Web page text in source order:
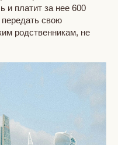
и платит за нее 600
свою
родственникам, не